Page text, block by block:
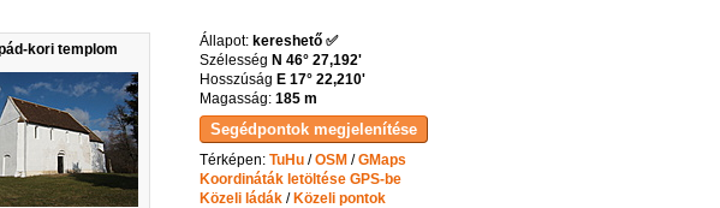
kori templom Állapot: kereshető ✅
Szélesség N 46° 27,192'
Hosszúság E 17° 22,210'
Magasság: 185 m
Térképen: TuHu/OSM /GMaps
Koordináták letöltése GPS-be
Közeli ládák/ Közeli pontok